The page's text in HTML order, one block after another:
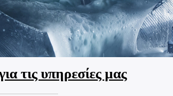
τις υπηρεσίες μας